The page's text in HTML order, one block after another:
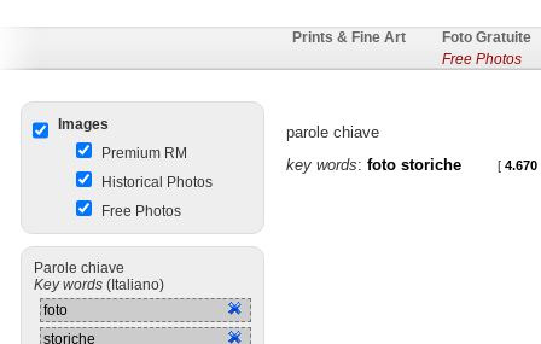
Foto Gratuite
Free Photos
Prints & Fine Art
Images
Premium RM
Historical Photos
Free Photos
Parole chiave
Key words (Italiano)
foto
storiche
parole chiave
key words: foto storiche [ 4.670